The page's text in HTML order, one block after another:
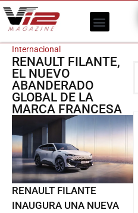
Internacional
RENAULT FILANTE,
EL NUEVO
ABANDERADO
GLOBAL DE LA
MARCA FRANCESA
RENAULT FILANTE
INAUGURA UNA NUEVA